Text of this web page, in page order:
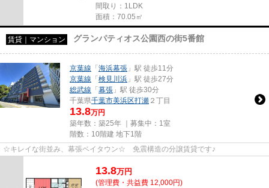
間取り：1LDK
面積：70.05㎡
賃貸｜マンション グランパティオス公園西の街5番館
京葉線 「海浜幕張 」駅 徒歩11分
京葉線 「検見川浜 」駅 徒歩27分
総武線 「幕張 」駅 徒歩30分
千葉県千葉市美浜区打瀬 ２丁目
13.8万円
築年数：築25年 ｜募集中： 1室
階数：10階建 地下1階
☆キレイな街並み、幕張ベイタウン☆ 免震構造の分譲賃貸です♪
13.8万円
(管理費・共益費 12,000円)